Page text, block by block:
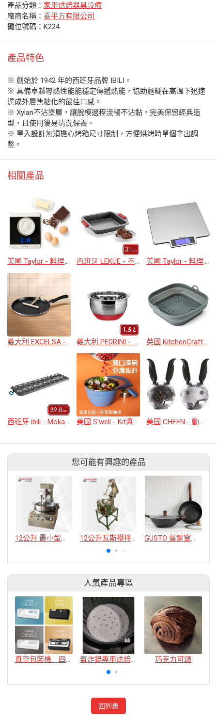
產品分類： 家用烘焙器具設備
廠商名稱： 喜平方有限公司
攤位號碼：K224
產品特色
※ 創始於 1942 年的西班牙品牌 IBILI。
※ 具備卓越導熱性能能穩定傳遞熱能，協助麵糊在高溫下迅速
達成外層焦糖化的最佳口感。
※ Xylan不沾塗層，讓脫模過程流暢不沾黏，完美保留經典造
型，且使用後易清洗保養。
※ 單入設計無須擔心烤箱尺寸限制，方便烘烤時單個拿出調
整。
相關產品
美國 Taylor - 料理電子秤(15kg) 西班牙 LEKUE - 不沾方形深烤盤(31cm) 美國 Taylor - 料理電子秤(10kg)
義大利 EXCELSA - 可麗餅不沾平底鍋+抹刀(24cm) 義大利 PEDRINI - Gadget止滑深型打蛋盆(1.5L) 英國 KitchenCraft - 氣炸鍋矽膠烤盤(方22cm)
西班牙 ibili - Moka 20格不沾迷你瑪德蓮烤模 美國 S'well - Kit醬料罐+防漏不鏽鋼沙拉碗(天空藍1.9L) 美國 CHEFN - 動動耳朵研磨罐2入
您可能有興趣的產品
12公升 最小型卡士達攪拌機 12公升瓦斯攪拌機 GUSTO 藍鋼窒化炒鍋32cm(GUSTO3.0)
人氣產品專區
真空包裝機｜四款 氣炸鍋專用烘焙紙 巧克力可頌
回列表